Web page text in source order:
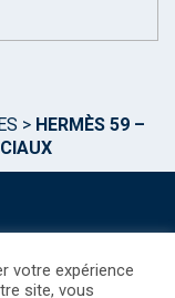
> HERMÈS 59 –
votre expérience
site, vous